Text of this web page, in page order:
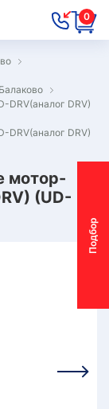
0
П
о
д
б
о
р
м
о
т
о
р
-
р
е
д
у
к
т
о
р
DRV(аналог DRV)
DRV(аналог DRV)
мотор-
(UD-